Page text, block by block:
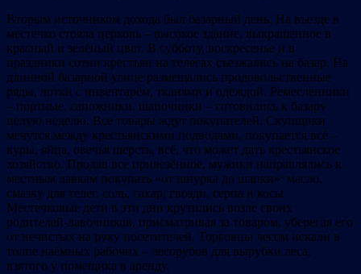
Вторым источником дохода был базарный день. На въезде в
местечко стояла церковь – высокое здание, выкрашенное в
красный и зелёный цвет. В субботу, воскресенье и в
праздники сотни крестьян на телегах съезжались на базар. На
длинной базарной улице размещались продовольственные
ряды, лотки с инвентарём, тканями и одеждой. Ремесленники
– портные, сапожники, шапочники – готовились к базару
целую неделю. Все товары ждут покупателей. Скупщики
мечутся между крестьянскими подводами, покупается всё –
куры, яйца, овечья шерсть, всё, что может дать крестьянское
хозяйство. Продав все привезённое, мужики направлялись к
местным лавкам покупать «от шнурка до шапки»: масло,
смазку для телег, соль, сахар, гвозди, серпа и косы.
Местечковые дети в эти дни крутились возле своих
родителей-лавочников, присматривая за товаром, уберегая его
от нечистых на руку посетителей. Торговцы лесом искали в
толпе наёмных рабочих – лесорубов для вырубки леса,
взятого у помещика в аренду.